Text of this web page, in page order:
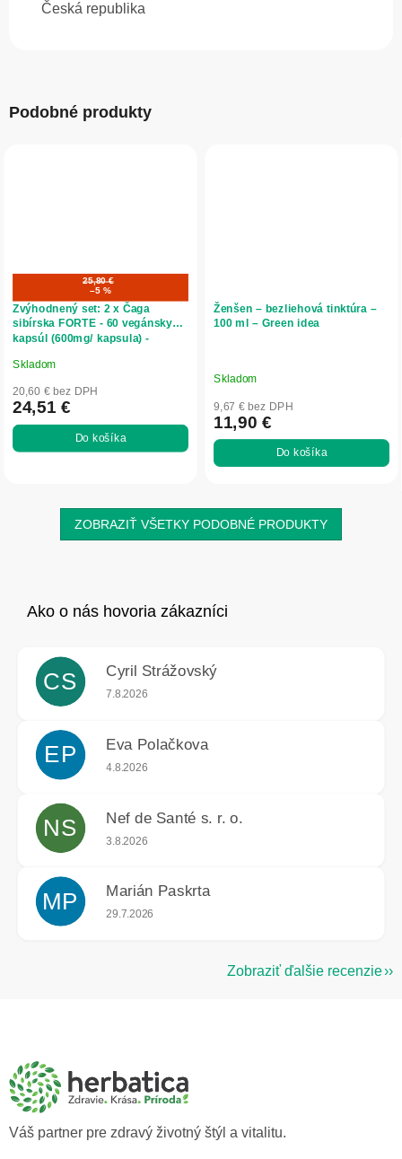
Česká republika
Podobné produkty
25,80 €
–5 %
Zvýhodnený set: 2 x Čaga
sibírska FORTE - 60 vegánskych
kapsúl (600mg/ kapsula) -
Priemerné
hodnotenie
produktu
je
Skladom
20,60 € bez DPH
24,51 €
Do košíka
Ženšen – bezliehová tinktúra –
100 ml – Green idea
Skladom
9,67 € bez DPH
11,90 €
Do košíka
ZOBRAZIŤ VŠETKY PODOBNÉ PRODUKTY
CS Cyril Strážovský
Hodnotenie obchodu je 5 z 5 hviezdičiek.
7.8.2026
EP Eva Polačkova
Hodnotenie obchodu je 5 z 5 hviezdičiek.
4.8.2026
NS Nef de Santé s. r. o.
Hodnotenie obchodu je 5 z 5 hviezdičiek.
3.8.2026
MP Marián Paskrta
Hodnotenie obchodu je 5 z 5 hviezdičiek.
29.7.2026
Zobraziť ďalšie recenzie
Váš partner pre zdravý životný štýl a vitalitu.